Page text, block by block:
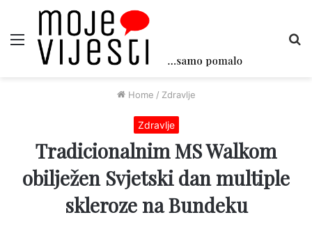
Menu
Home / Zdravlje
Zdravlje
Tradicionalnim MS Walkom
obilježen Svjetski dan multiple
skleroze na Bundeku